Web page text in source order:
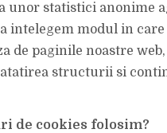
unor statistici anonime
intelegem modul in
de paginile noastre
structurii si
de cookies folosim?